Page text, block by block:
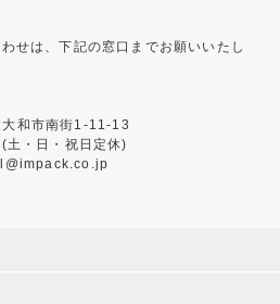
せは、下記の窓口までお願いいたし
和市南街1-11-13
・日・祝日定休)